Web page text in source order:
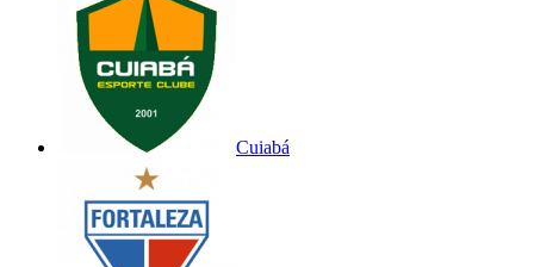
Cuiabá